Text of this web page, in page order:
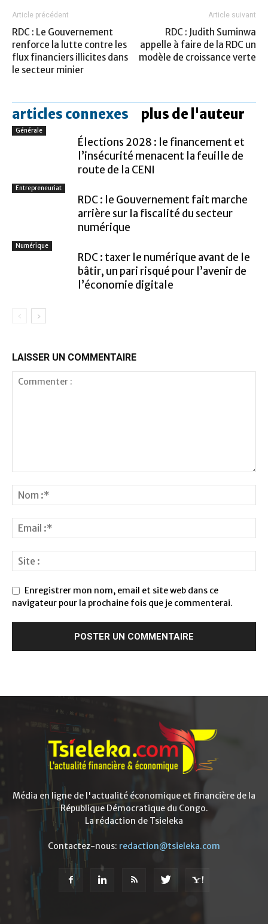
Article précédent
RDC : Le Gouvernement
renforce la lutte contre les
flux financiers illicites dans
le secteur minier
Article suivant
RDC : Judith Suminwa
appelle à faire de la RDC un
modèle de croissance verte
articles connexes plus de l'auteur
Générale
Élections 2028 : le financement et
l’insécurité menacent la feuille de
route de la CENI
Entrepreneuriat
RDC : le Gouvernement fait marche
arrière sur la fiscalité du secteur
numérique
Numérique
RDC : taxer le numérique avant de le
bâtir, un pari risqué pour l’avenir de
l’économie digitale
LAISSER UN COMMENTAIRE
Enregistrer mon nom, email et site web dans ce
navigateur pour la prochaine fois que je commenterai.
Média en ligne de l'actualité économique et financière de la
République Démocratique du Congo.
La rédaction de Tsieleka
Contactez-nous: redaction@tsieleka.com